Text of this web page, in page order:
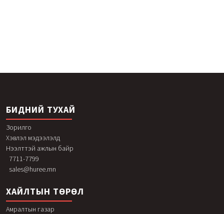
БИДНИЙ ТУХАЙ
Зорилго
Хэвлэл мэдээлэлд
Нээлттэй ажлын байр
7711-7799
sales@huree.mn
ХАЙЛТЫН ТӨРӨЛ
Амралтын газар